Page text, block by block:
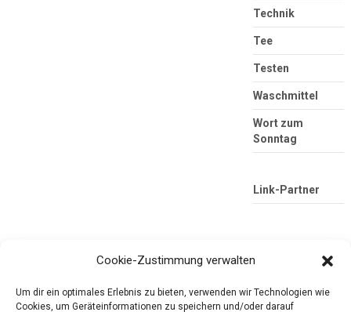
Technik
Tee
Testen
Waschmittel
Wort zum
Sonntag
Link-Partner
Cookie-Zustimmung verwalten
Um dir ein optimales Erlebnis zu bieten, verwenden wir Technologien wie
Cookies, um Geräteinformationen zu speichern und/oder darauf